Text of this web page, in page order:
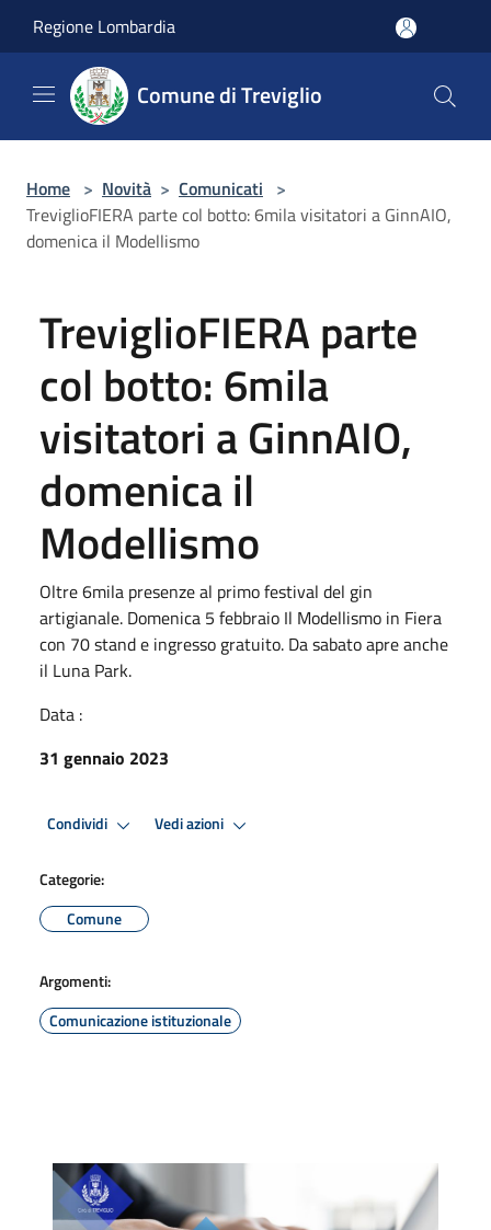
Regione Lombardia
Comune di Treviglio
Home > Novità > Comunicati >
TreviglioFIERA parte col botto: 6mila visitatori a GinnAIO,
domenica il Modellismo
TreviglioFIERA parte
col botto: 6mila
visitatori a GinnAIO,
domenica il
Modellismo
Oltre 6mila presenze al primo festival del gin
artigianale. Domenica 5 febbraio Il Modellismo in Fiera
con 70 stand e ingresso gratuito. Da sabato apre anche
il Luna Park.
Data :
31 gennaio 2023
Condividi Vedi azioni
Categorie:
Comune
Argomenti:
Comunicazione istituzionale